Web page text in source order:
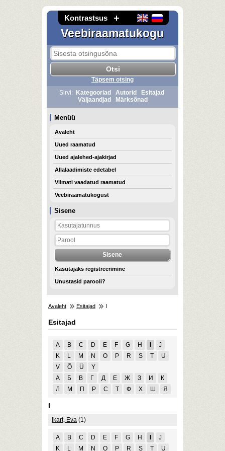
Kontrastsus
Veebiraamatukogu
Sisene
Kasutajaks registreerimine
Unustasid parooli?
Täpsem otsing
Sirvi:
Kategooriad Autorid
Esitajad
Väljaandjad
Märksõnad
Menüü
Avaleht
Uued raamatud
Uued ajalehed-ajakirjad
Allalaadimiste edetabel
Viimati vaadatud raamatud
Veebiraamatukogust
Avaleht Esitajad I
Esitajad
A B C D E F G H
J
K
L M N O P R S T
U
V
Õ Ü
Y
А
Б В Г Д Е Ж З И
К
Л
М П Р С Т Ф Х Ш Я
I
Ikart, Eva (1)
A B C D E F G H
J
K
L M N O P R S T U